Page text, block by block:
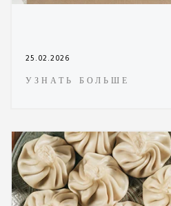
25.02.2026
УЗНАТЬ БОЛЬШЕ